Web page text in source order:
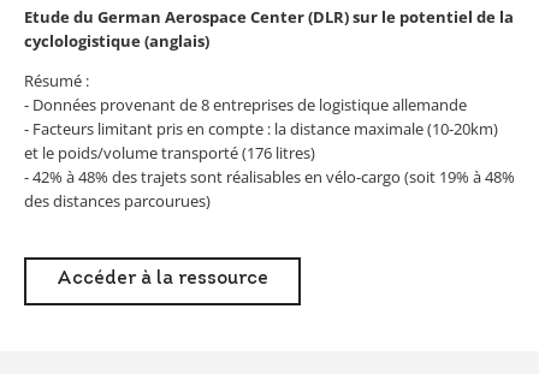
Etude du German Aerospace Center (DLR) sur le potentiel de la
cyclologistique (anglais)
Résumé :
- Données provenant de 8 entreprises de logistique allemande
- Facteurs limitant pris en compte : la distance maximale (10-20km)
et le poids/volume transporté (176 litres)
- 42% à 48% des trajets sont réalisables en vélo-cargo (soit 19% à 48%
des distances parcourues)
Accéder à la ressource